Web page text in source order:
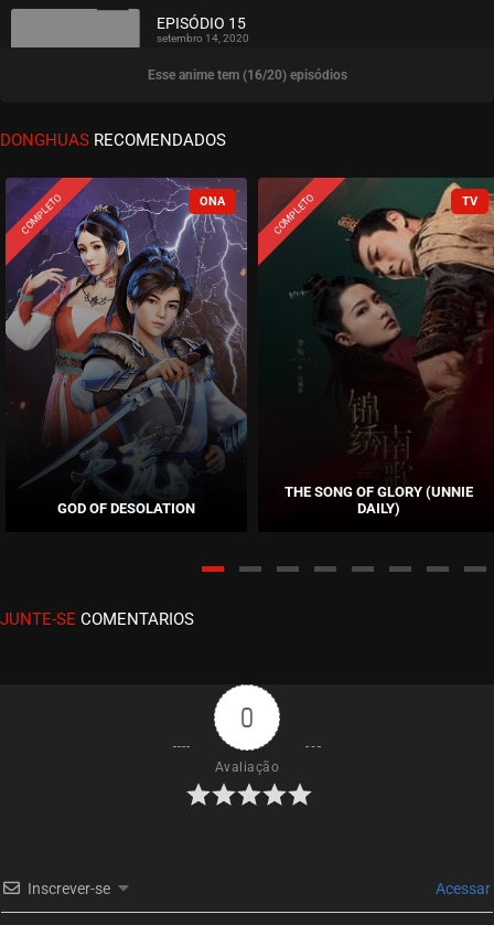
ASSISTIDO
EPISÓDIO 15
setembro 14, 2020
ASSISTIDO
EPISÓDIO 14
ASSISTIDO
EPISÓDIO 13
setembro 14, 2020
ASSISTIDO
EPISÓDIO 12
setembro 14, 2020
EPISÓDIO 11
setembro 14, 2020
ASSISTIDO
EPISÓDIO 09
setembro 14, 2020
EPISÓDIO 08
EPISÓDIO 07
Esse anime tem (16/20) episódios
DONGHUAS RECOMENDADOS
COMPLETO
GOD OF DESOLATION
COMPLETO
THE SONG OF GLORY (UNNIE
DAILY)
JUNTE-SE COMENTARIOS
0
Avaliação
Inscrever-se Acessar